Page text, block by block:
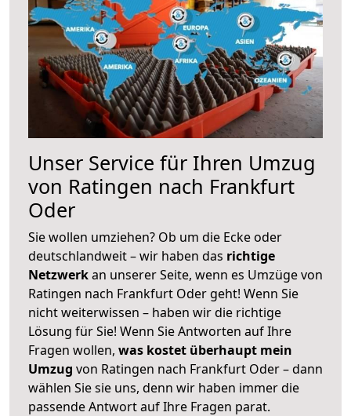
Unser Service für Ihren Umzug
von Ratingen nach Frankfurt
Oder
Sie wollen umziehen? Ob um die Ecke oder
deutschlandweit – wir haben das richtige
Netzwerkan unserer Seite, wenn es Umzüge von
Ratingen nach Frankfurt Oder geht! Wenn Sie
nicht weiterwissen – haben wir die richtige
Lösung für Sie! Wenn Sie Antworten auf Ihre
Fragen wollen, was kostet überhaupt mein
Umzug von Ratingen nach Frankfurt Oder – dann
wählen Sie sie uns, denn wir haben immer die
passende Antwort auf Ihre Fragen parat.